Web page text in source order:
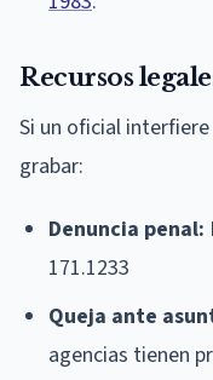
Recursos
Si un oficial
grabar:
Denuncia penal:
171.1233
Queja ante
agencias tienen